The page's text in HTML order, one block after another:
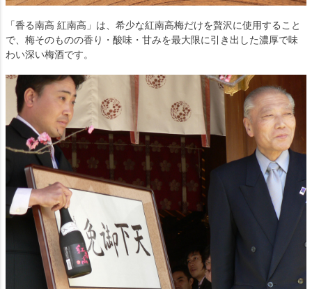
「香る南高 紅南高」は、希少な紅南高梅だけを贅沢に使用すること
で、梅そのものの香り・酸味・甘みを最大限に引き出した濃厚で味
わい深い梅酒です。